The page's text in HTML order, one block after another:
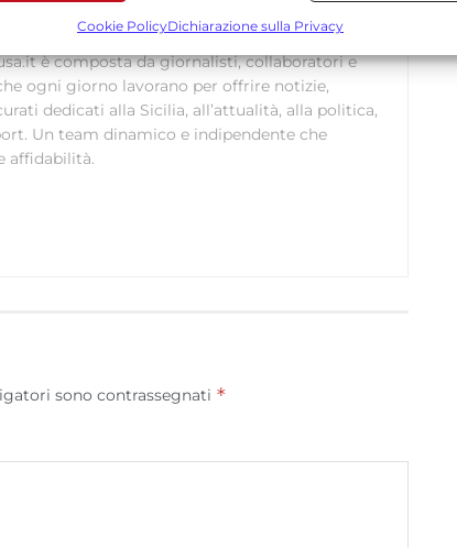
e combinare dati provenienti da altre fonti di dati,
trasmesse automaticamente.
dati di geolocalizzazione precisi, Riconoscere i
in base a informazioni richieste attivamente.
Cookie PolicyDichiarazione sulla Privacy
è composta da giornalisti, collaboratori e
ogni giorno lavorano per offrire notizie,
dedicati alla Sicilia, all’attualità, alla politica,
Un team dinamico e indipendente che
affidabilità.
sono contrassegnati *